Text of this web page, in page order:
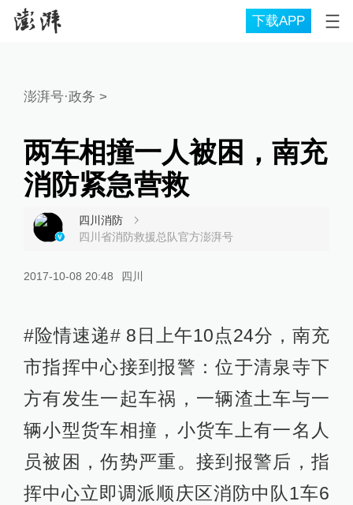
下载APP
澎湃号·政务 >
两车相撞一人被困，南充
消防紧急营救
四川消防
四川省消防救援总队官方澎湃号
2017-10-08 20:48 四川
#险情速递# 8日上午10点24分，南充
市指挥中心接到报警：位于清泉寺下
方有发生一起车祸，一辆渣土车与一
辆小型货车相撞，小货车上有一名人
员被困，伤势严重。接到报警后，指
挥中心立即调派顺庆区消防中队1车6